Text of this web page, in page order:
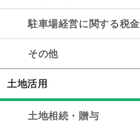
駐車場経営に関する税金
その他
土地活用
土地相続・贈与